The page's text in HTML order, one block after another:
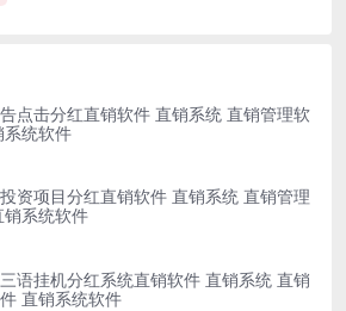
点击分红直销软件 直销系统 直销管理软
统软件
资项目分红直销软件 直销系统 直销管理
系统软件
语挂机分红系统直销软件 直销系统 直销
直销系统软件